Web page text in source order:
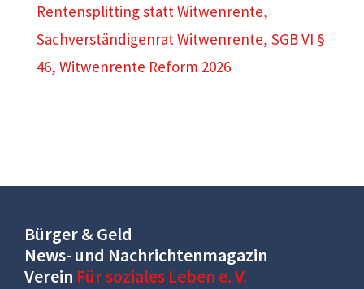
Rentensplitting statt Witwenrente,
Sachverständigenrat Witwenrente, SGB VI §
46, Witwenrente Reform 2026
Bürger & Geld
News- und Nachrichtenmagazin
Verein Für soziales Leben e. V.